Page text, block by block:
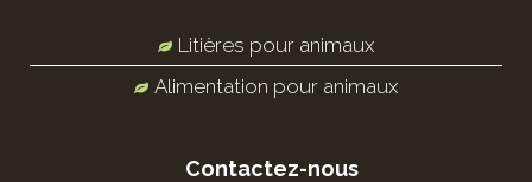
Litières pour animaux
Alimentation pour animaux
Contactez-nous